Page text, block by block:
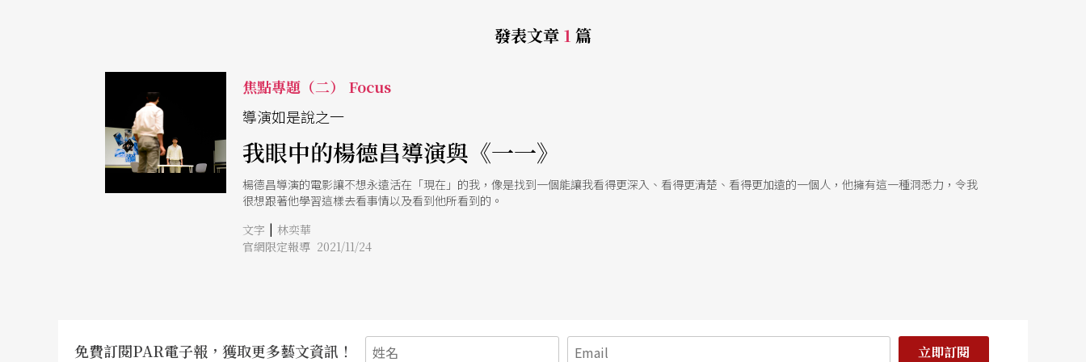
發表文章 1 篇
焦點專題（二） Focus
導演如是說之一
我眼中的楊德昌導演與《一一》
楊德昌導演的電影讓不想永遠活在「現在」的我，像是找到一個能讓我看得更深入、看得更清楚、看得更加遠的一個人，他擁有這一種洞悉力，令我
很想跟著他學習這樣去看事情以及看到他所看到的。
文字 | 林奕華
官網限定報導 2021/11/24
免費訂閱PAR電子報，獲取更多藝文資訊！ 立即訂閱